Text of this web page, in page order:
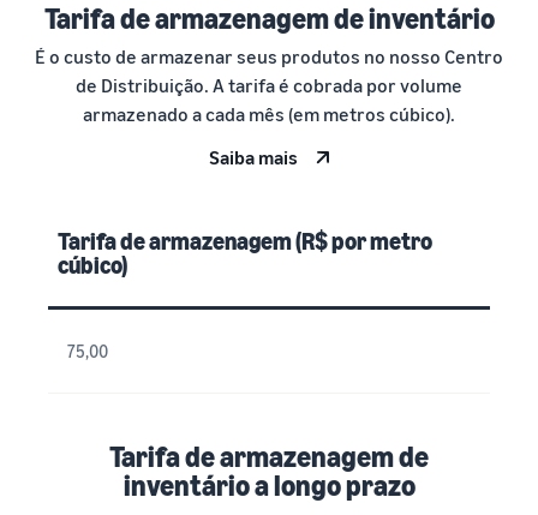
Tarifa de armazenagem de inventário
É o custo de armazenar seus produtos no nosso Centro
de Distribuição. A tarifa é cobrada por volume
armazenado a cada mês (em metros cúbico).
Saiba mais
Tarifa de armazenagem (R$ por metro
cúbico)
75,00
Tarifa de armazenagem de
inventário a longo prazo